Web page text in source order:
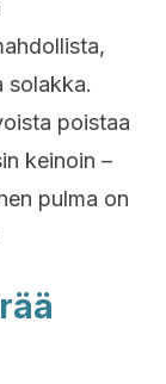
solakka.
poistaa
keinoin –
pulma on